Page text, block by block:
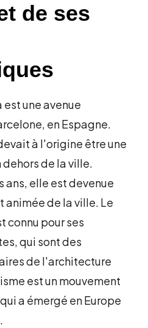
de ses
est une avenue
en Espagne.
à l'origine être une
de la ville.
ans, elle est devenue
animée de la ville. Le
connu pour ses
qui sont des
de l'architecture
est un mouvement
a émergé en Europe